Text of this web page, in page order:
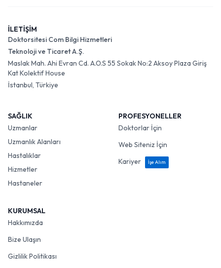
İLETİŞİM
Doktorsitesi Com Bilgi Hizmetleri
Teknoloji ve Ticaret A.Ş.
Maslak Mah. Ahi Evran Cd. A.O.S 55 Sokak No:2 Aksoy Plaza Giriş
Kat Kolektif House
İstanbul, Türkiye
SAĞLIK
Uzmanlar
Uzmanlık Alanları
Hastalıklar
Hizmetler
Hastaneler
PROFESYONELLER
Doktorlar İçin
Web Siteniz İçin
Kariyer
İşe Alım
KURUMSAL
Hakkımızda
Bize Ulaşın
Gizlilik Politikası